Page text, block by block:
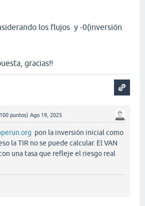
los flujos y -0(inversión
gracias!!
100 puntos) Ago 19, 2025
pon la inversión inicial como
la TIR no se puede calcular. El VAN
una tasa que refleje el riesgo real